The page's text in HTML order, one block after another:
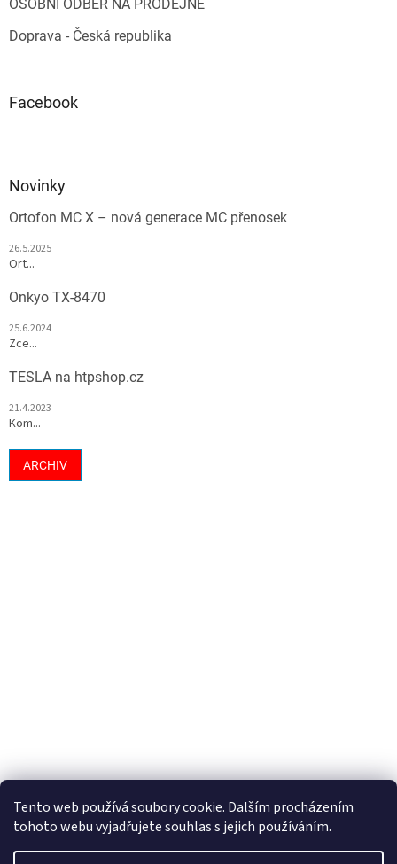
Tento web používá soubory cookie. Dalším procházením
tohoto webu vyjadřujete souhlas s jejich používáním.
OSOBNÍ ODBĚR NA PRODEJNĚ
Doprava - Česká republika
Facebook
Novinky
Ortofon MC X – nová generace MC přenosek
26.5.2025
Ort...
Onkyo TX-8470
25.6.2024
Zce...
TESLA na htpshop.cz
21.4.2023
Kom...
ARCHIV